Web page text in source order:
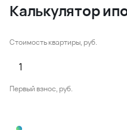
Калькулятор
Стоимость квартиры, руб.
Первый взнос, руб.